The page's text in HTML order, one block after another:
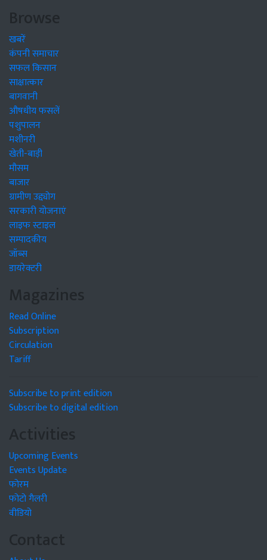
Browse
खबरें
कंपनी समाचार
सफल किसान
साक्षात्कार
बागवानी
औषधीय फसलें
पशुपालन
मशीनरी
खेती-बाड़ी
मौसम
बाजार
ग्रामीण उद्द्योग
सरकारी योजनाएं
लाइफ स्टाइल
सम्पादकीय
जॉब्स
डायरेक्टरी
Magazines
Read Online
Subscription
Circulation
Tariff
Subscribe to print edition
Subscribe to digital edition
Activities
Upcoming Events
Events Update
फोरम
फोटो गैलरी
वीडियो
Contact